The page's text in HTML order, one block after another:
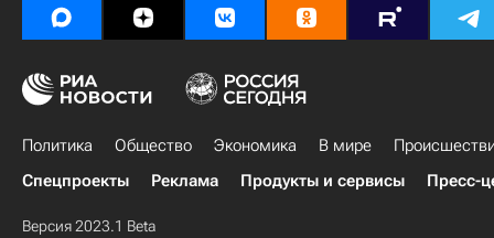
Политика Общество Экономика В мире
Спецпроекты
Реклама Продукты и сервисы Пресс-
Версия 2023.1 Beta